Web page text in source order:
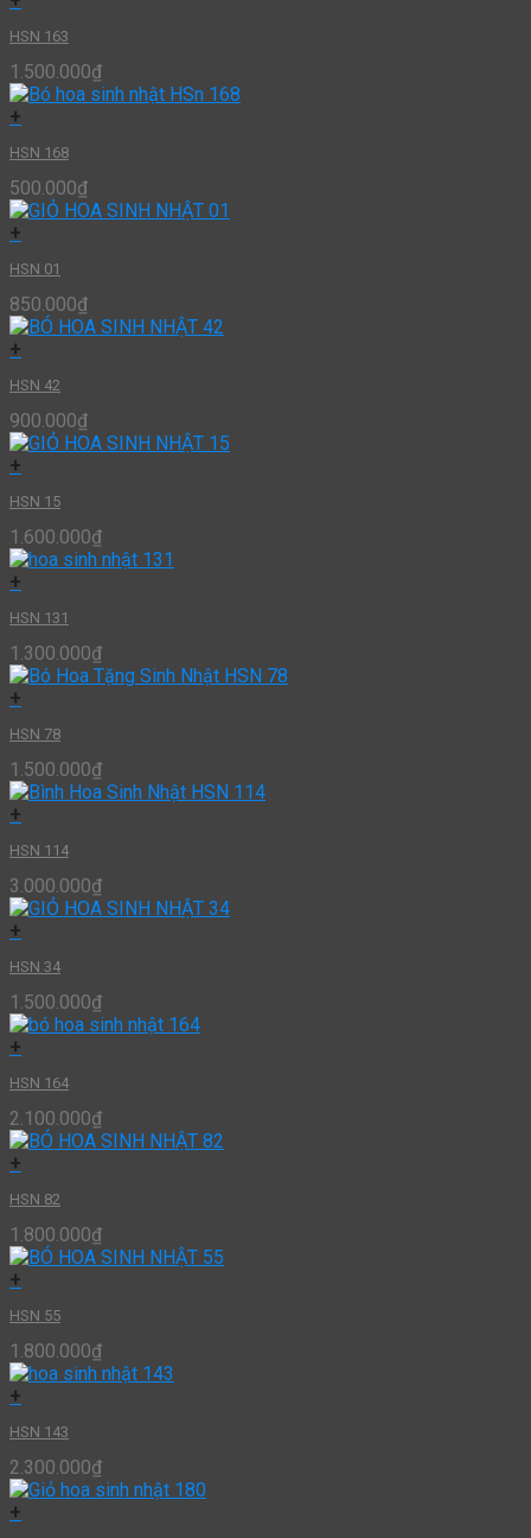
HSN 163
1.500.000₫
+
HSN 168
500.000₫
+
HSN 01
850.000₫
+
HSN 42
900.000₫
+
HSN 15
1.600.000₫
+
HSN 131
1.300.000₫
+
HSN 78
1.500.000₫
+
HSN 114
3.000.000₫
+
HSN 34
1.500.000₫
+
HSN 164
2.100.000₫
+
HSN 82
1.800.000₫
+
HSN 55
1.800.000₫
+
HSN 143
2.300.000₫
+